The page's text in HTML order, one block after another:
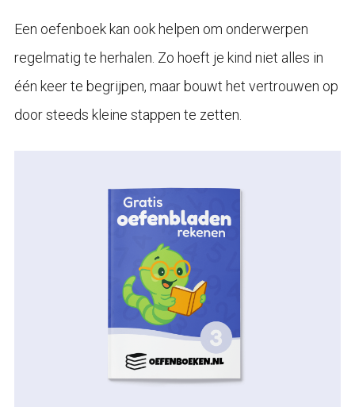
Een oefenboek kan ook helpen om onderwerpen
regelmatig te herhalen. Zo hoeft je kind niet alles in
één keer te begrijpen, maar bouwt het vertrouwen op
door steeds kleine stappen te zetten.